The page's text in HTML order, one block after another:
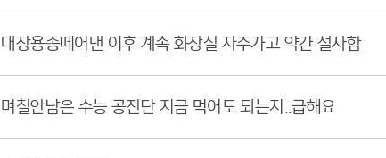
대장용종떼어낸 이후 계속 화장실 자주가고 약간 설사함
며칠안남은 수능 공진단 지금 먹어도 되는지..급해요